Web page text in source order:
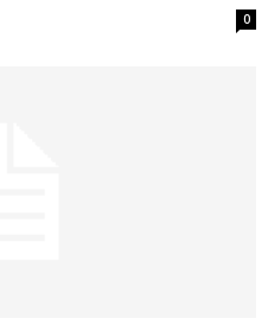
0